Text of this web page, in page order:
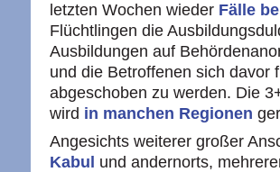
letzten Wochen wieder Fälle
Flüchtlingen die
Ausbildungen auf
und die Betroffenen sich davor
abgeschoben zu werden. Die
wird in manchen Regionen
Angesichts weiterer großer
Kabul und andernorts,